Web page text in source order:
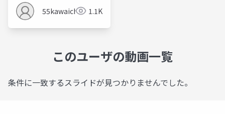
55kawaichan 1.1K
このユーザの動画一覧
条件に一致するスライドが見つかりませんでした。